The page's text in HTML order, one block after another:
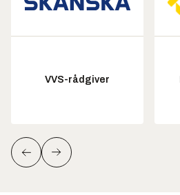
VVS-rådgiver